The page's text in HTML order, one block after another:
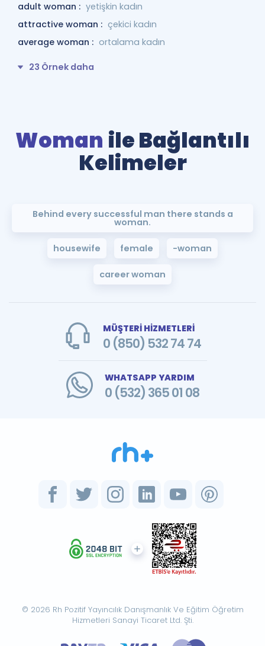
adult woman : yetişkin kadın
attractive woman : çekici kadın
average woman : ortalama kadın
23 Örnek daha
Woman ile Bağlantılı
Kelimeler
Behind every successful man there stands a
woman.
housewife female -woman
career woman
MÜŞTERİ HİZMETLERİ
0 (850) 532 74 74
WHATSAPP YARDIM
0 (532) 365 01 08
© 2026 Rh Pozitif Yayıncılık Danışmanlık Ve Eğitim Öğretim
Hizmetleri Sanayi Ticaret Ltd. Şti.